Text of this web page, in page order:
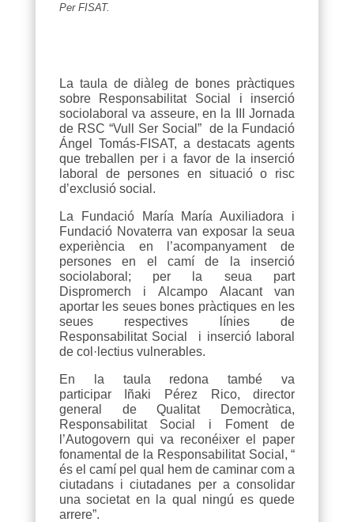
Per FISAT.
La taula de diàleg de bones pràctiques
sobre Responsabilitat Social i inserció
sociolaboral va asseure, en la III Jornada
de RSC “Vull Ser Social” de la Fundació
Ángel Tomás-FISAT, a destacats agents
que treballen per i a favor de la inserció
laboral de persones en situació o risc
d’exclusió social.
La Fundació María María Auxiliadora i
Fundació Novaterra van exposar la seua
experiència en l’acompanyament de
persones en el camí de la inserció
sociolaboral; per la seua part
Dispromerch i Alcampo Alacant van
aportar les seues bones pràctiques en les
seues respectives línies de
Responsabilitat Social i inserció laboral
de col·lectius vulnerables.
En la taula redona també va
participar Iñaki Pérez Rico, director
general de Qualitat Democràtica,
Responsabilitat Social i Foment de
l’Autogovern qui va reconéixer el paper
fonamental de la Responsabilitat Social, “
és el camí pel qual hem de caminar com a
ciutadans i ciutadanes per a consolidar
una societat en la qual ningú es quede
arrere”.